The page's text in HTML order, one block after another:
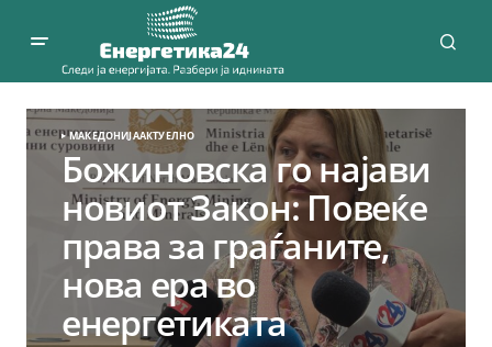
МАКЕДОНИЈААКТУЕЛНО
Божиновска го најави
новиот Закон: Повеќе
права за граѓаните,
нова ера во
енергетиката